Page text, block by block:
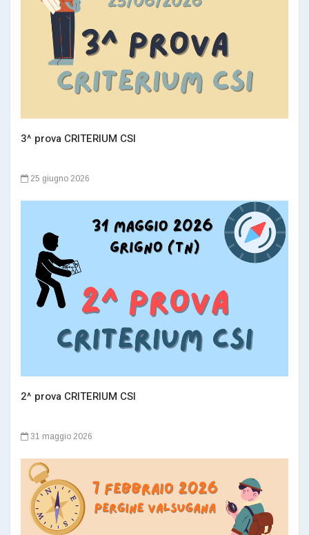
3^ prova CRITERIUM CSI
25 giugno 2026
2^ prova CRITERIUM CSI
31 maggio 2026